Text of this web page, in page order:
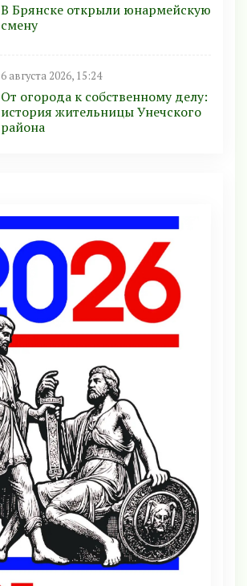
В Брянске открыли юнармейскую
смену
6 августа 2026, 15:24
От огорода к собственному делу:
история жительницы Унечского
района